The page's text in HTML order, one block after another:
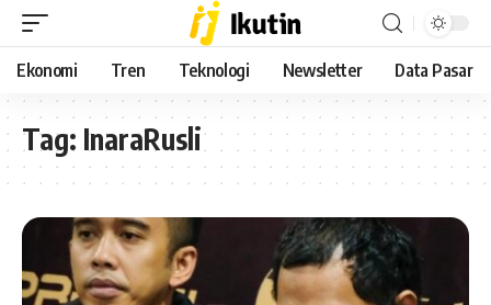
Ekonomi Tren Teknologi Newsletter Data Pasar
Tag: InaraRusli